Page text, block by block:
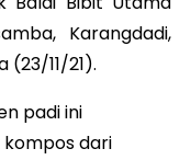
Karangdadi,
(23/11/21).
padi ini
kompos dari